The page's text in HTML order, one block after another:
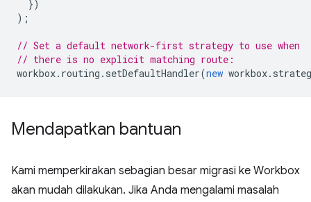
})
);
// Set a default network-first strategy to use when
// there is no explicit matching route:
workbox. routing . setDefaultHandler(new workbox.
Mendapatkan bantuan
Kami memperkirakan sebagian besar migrasi ke Workbox
akan mudah dilakukan. Jika Anda mengalami masalah